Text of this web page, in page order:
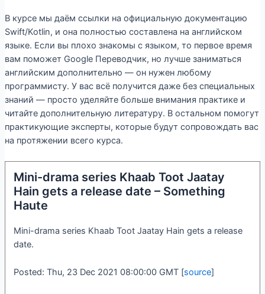
В курсе мы даём ссылки на официальную документацию
Swift/Kotlin, и она полностью составлена на английском
языке. Если вы плохо знакомы с языком, то первое время
вам поможет Google Переводчик, но лучше заниматься
английским дополнительно — он нужен любому
программисту. У вас всё получится даже без специальных
знаний — просто уделяйте больше внимания практике и
читайте дополнительную литературу. В остальном помогут
практикующие эксперты, которые будут сопровождать вас
на протяжении всего курса.
Mini-drama series Khaab Toot Jaatay
Hain gets a release date – Something
Haute
Mini-drama series Khaab Toot Jaatay Hain gets a release
date.
Posted: Thu, 23 Dec 2021 08:00:00 GMT [source]